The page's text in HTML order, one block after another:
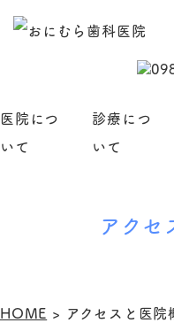
医院につ
いて
診療につ
いて
アクセ
HOME > アクセスと医院